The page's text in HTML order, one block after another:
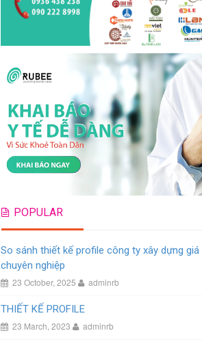
POPULAR
So sánh thiết kế profile công ty xây dựng giá
chuyên nghiệp
23 October, 2025 adminrb
THIẾT KẾ PROFILE
23 March, 2023 adminrb